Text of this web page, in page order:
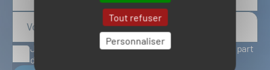
Tout refuser
Personnaliser
J'accepte de recevoir des articles d'actualité de la part
du Pôle Mer Bretagne Atlantique